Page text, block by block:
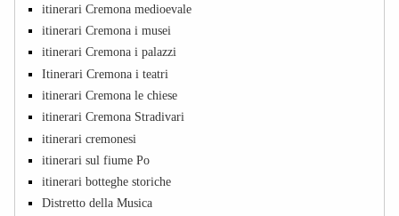
itinerari Cremona medioevale
itinerari Cremona i musei
itinerari Cremona i palazzi
Itinerari Cremona i teatri
itinerari Cremona le chiese
itinerari Cremona Stradivari
itinerari cremonesi
itinerari sul fiume Po
itinerari botteghe storiche
Distretto della Musica